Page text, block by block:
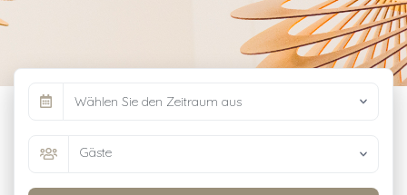
Wählen Sie den Zeitraum aus
Gäste